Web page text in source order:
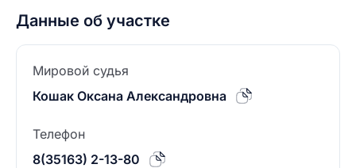
Данные об участке
Мировой судья
Кошак Оксана Александровна
Телефон
8(35163) 2-13-80